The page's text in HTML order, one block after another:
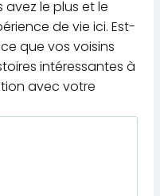
le plus et le
de vie ici. Est-
que vos voisins
intéressantes à
avec votre